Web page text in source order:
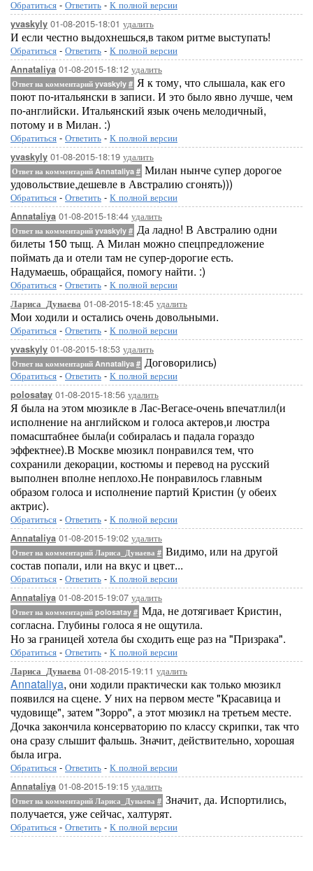
Обратиться - Ответить - К полной версии
yvaskyly 01-08-2015-18:01 удалить
И если честно выдохнешься,в таком ритме выступать!
Обратиться - Ответить - К полной версии
Annataliya 01-08-2015-18:12 удалить
Ответ на комментарий yvaskyly # Я к тому, что слышала, как его
поют по-итальянски в записи. И это было явно лучше, чем
по-английски. Итальянский язык очень мелодичный,
потому и в Милан. :)
Обратиться - Ответить - К полной версии
yvaskyly 01-08-2015-18:19 удалить
Ответ на комментарий Annataliya # Милан нынче супер дорогое
удовольствие,дешевле в Австралию сгонять)))
Обратиться - Ответить - К полной версии
Annataliya 01-08-2015-18:44 удалить
Ответ на комментарий yvaskyly # Да ладно! В Австралию одни
билеты 150 тыщ. А Милан можно спецпредложение
поймать да и отели там не супер-дорогие есть.
Надумаешь, обращайся, помогу найти. :)
Обратиться - Ответить - К полной версии
Лариса_Дунаева 01-08-2015-18:45 удалить
Мои ходили и остались очень довольными.
Обратиться - Ответить - К полной версии
yvaskyly 01-08-2015-18:53 удалить
Ответ на комментарий Annataliya # Договорились)
Обратиться - Ответить - К полной версии
polosatay 01-08-2015-18:56 удалить
Я была на этом мюзикле в Лас-Вегасе-очень впечатлил(и
исполнение на английском и голоса актеров,и люстра
помасштабнее была(и собиралась и падала гораздо
эффектнее).В Москве мюзикл понравился тем, что
сохранили декорации, костюмы и перевод на русский
выполнен вполне неплохо.Не понравилось главным
образом голоса и исполнение партий Кристин (у обеих
актрис).
Обратиться - Ответить - К полной версии
Annataliya 01-08-2015-19:02 удалить
Ответ на комментарий Лариса_Дунаева # Видимо, или на другой
состав попали, или на вкус и цвет...
Обратиться - Ответить - К полной версии
Annataliya 01-08-2015-19:07 удалить
Ответ на комментарий polosatay # Мда, не дотягивает Кристин,
согласна. Глубины голоса я не ощутила.
Но за границей хотела бы сходить еще раз на "Призрака".
Обратиться - Ответить - К полной версии
Лариса_Дунаева 01-08-2015-19:11 удалить
Annataliya, они ходили практически как только мюзикл
появился на сцене. У них на первом месте "Красавица и
чудовище", затем "Зорро", а этот мюзикл на третьем месте.
Дочка закончила консерваторию по классу скрипки, так что
она сразу слышит фальшь. Значит, действительно, хорошая
была игра.
Обратиться - Ответить - К полной версии
Annataliya 01-08-2015-19:15 удалить
Ответ на комментарий Лариса_Дунаева # Значит, да. Испортились,
получается, уже сейчас, халтурят.
Обратиться - Ответить - К полной версии